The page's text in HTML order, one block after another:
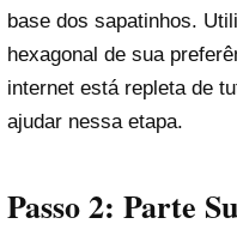
base dos sapatinhos.
hexagonal de sua
internet está repleta de
ajudar nessa etapa.
Passo 2: Parte